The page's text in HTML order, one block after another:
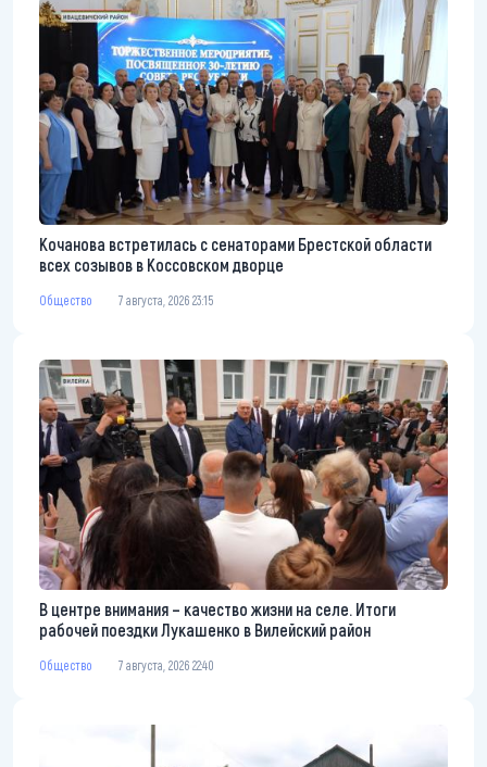
Кочанова встретилась с сенаторами Брестской области
всех созывов в Коссовском дворце
Общество 7 августа, 2026 23:15
В центре внимания – качество жизни на селе. Итоги
рабочей поездки Лукашенко в Вилейский район
Общество 7 августа, 2026 22:40